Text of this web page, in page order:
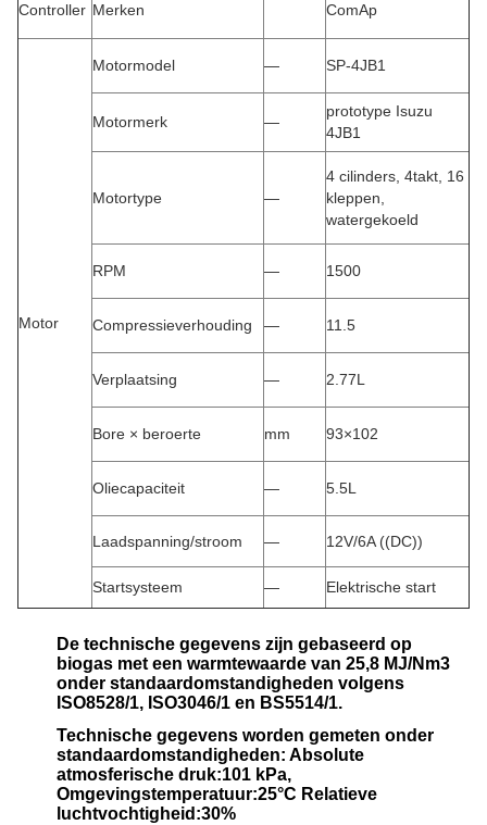
Controller Merken ComAp
Motor
Motormodel — SP-4JB1
Motormerk —
prototype Isuzu
4JB1
Motortype —
4 cilinders, 4takt, 16
kleppen,
watergekoeld
RPM — 1500
Compressieverhouding — 11.5
Verplaatsing — 2.77L
Bore × beroerte mm 93×102
Oliecapaciteit — 5.5L
Laadspanning/stroom — 12V/6A ((DC))
Startsysteem — Elektrische start
De technische gegevens zijn gebaseerd op
biogas met een warmtewaarde van 25,8 MJ/Nm3
onder standaardomstandigheden volgens
ISO8528/1, ISO3046/1 en BS5514/1.
Technische gegevens worden gemeten onder
standaardomstandigheden: Absolute
atmosferische druk:101 kPa,
Omgevingstemperatuur:25°C Relatieve
luchtvochtigheid:30%